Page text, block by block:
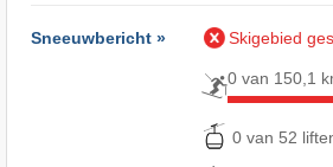
Sneeuwbericht » Skigebied
0 van 150,1
0 van 52